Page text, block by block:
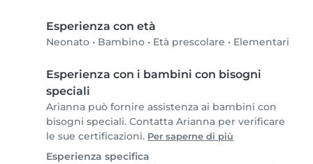
Esperienza con età
Neonato • Bambino • Età prescolare • Elementari
Esperienza con i bambini con bisogni
speciali
Arianna può fornire assistenza ai bambini con
bisogni speciali. Contatta Arianna per verificare
le sue certificazioni. Per saperne di più
Esperienza specifica